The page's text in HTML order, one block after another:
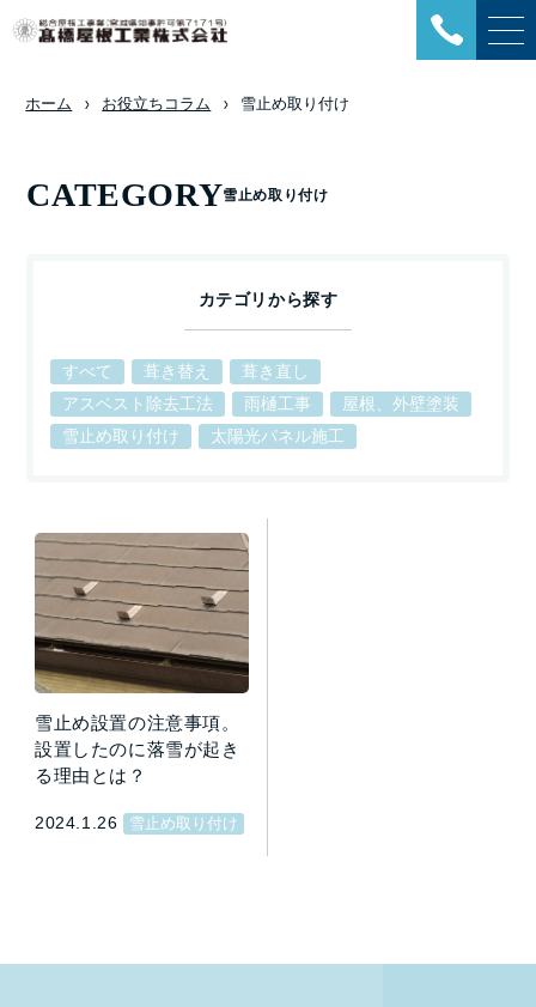
ホーム お役立ちコラム 雪止め取り付け
CATEGORY雪止め取り付け
カテゴリから探す
すべて 葺き替え
葺き直し
アスベスト除去工法
雨樋工事
屋根、外壁塗装
雪止め取り付け
太陽光パネル施工
雪止め設置の注意事項。
設置したのに落雪が起き
る理由とは？
2024.1.26 雪止め取り付け